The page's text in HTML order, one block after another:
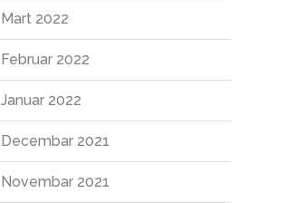
Mart 2022
Februar 2022
Januar 2022
Decembar 2021
Novembar 2021